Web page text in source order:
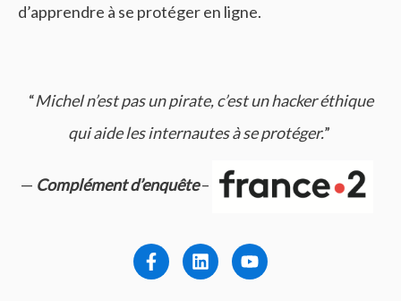
d’apprendre à se protéger en ligne.
“Michel n’est pas un pirate, c’est un hacker éthique
qui aide les internautes à se protéger.”
— Complément d’enquête–